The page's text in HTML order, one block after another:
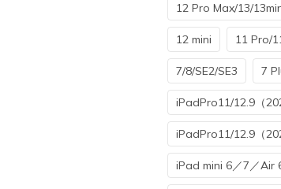
12 Pro Max/13/
12 mini 11 Pro/
7/8/SE2/SE3 7
iPadPro11/12.9（
iPadPro11/12.9（
iPad mini 6／7／Air